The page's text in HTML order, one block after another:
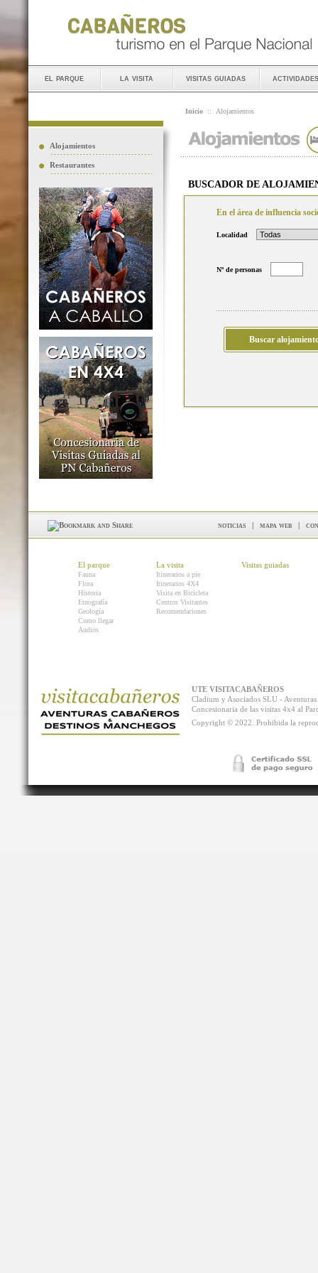
el parque la visita visitas guiadas actividades
Alojamientos
Restaurantes
Inicio :: Alojamientos
BUSCADOR DE
En el área de influencia
Localidad
Nº de personas
noticias | mapa web |
El parque
Fauna
Flora
Historia
Etnografía
Geología
Como llegar
Audios
La visita
Itinerarios a pie
Itinerarios 4X4
Visita en Bicicleta
Centros Visitantes
Recomendaciones
Visitas guiadas
UTE VISITACABAÑEROS
Cladium y Asociados SLU -
Concesionaria de las visitas 4x4 al
Copyright © 2022. Prohibida la